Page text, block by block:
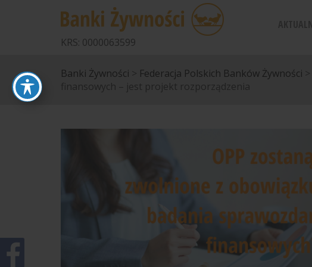
KRS: 0000063599
Banki Żywności > Federacja Polskich Banków Żywności >
finansowych – jest projekt rozporządzenia